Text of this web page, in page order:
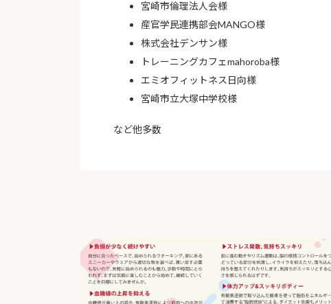
宮崎市倫理法人会様
産官学民連携部会MANGO様
株式会社デンサン様
トレーニングカフェmahoroba様
エミオフィットネス日向様
宮崎市立大塚中学校様
など他多数